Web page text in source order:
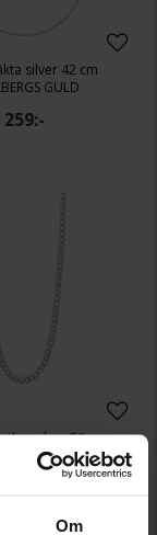
Om
silver 42 cm
GULD
259:-
äkta silver 50 cm
GULD